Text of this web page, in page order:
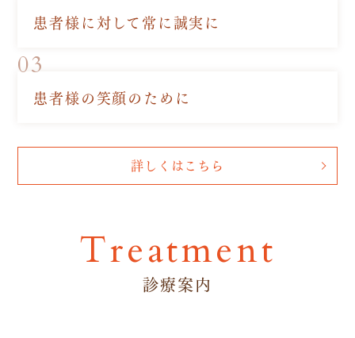
患者様に対して常に誠実に
03
患者様の笑顔のために
詳しくはこちら
Treatment
診療案内